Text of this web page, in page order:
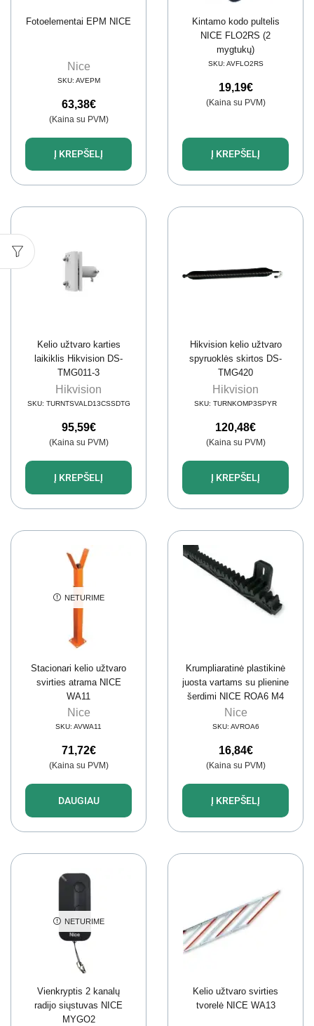
Fotoelementai EPM NICE
Nice
SKU: AVEPM
63,38€
(Kaina su PVM)
Į KREPŠELĮ
Kintamo kodo pultelis
NICE FLO2RS (2
mygtukų)
SKU: AVFLO2RS
19,19€
(Kaina su PVM)
Į KREPŠELĮ
Kelio užtvaro karties
laikiklis Hikvision DS-
TMG011-3
Hikvision
SKU: TURNTSVALD13CSSDTG
95,59€
(Kaina su PVM)
Į KREPŠELĮ
Hikvision kelio užtvaro
spyruoklės skirtos DS-
TMG420
Hikvision
SKU: TURNKOMP3SPYR
120,48€
(Kaina su PVM)
Į KREPŠELĮ
NETURIME
Stacionari kelio užtvaro
svirties atrama NICE
WA11
Nice
SKU: AVWA11
71,72€
(Kaina su PVM)
DAUGIAU
Krumpliaratinė plastikinė
juosta vartams su plienine
šerdimi NICE ROA6 M4
(1 m)
Nice
SKU: AVROA6
16,84€
(Kaina su PVM)
Į KREPŠELĮ
NETURIME
Vienkryptis 2 kanalų
radijo siųstuvas NICE
MYGO2
Kelio užtvaro svirties
tvorelė NICE WA13